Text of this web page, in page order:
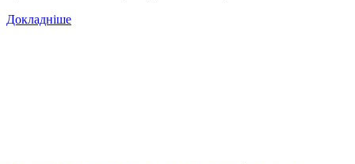
Докладніше